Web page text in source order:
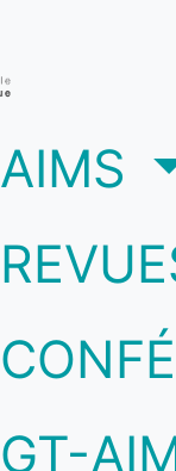
AIMS
GT-